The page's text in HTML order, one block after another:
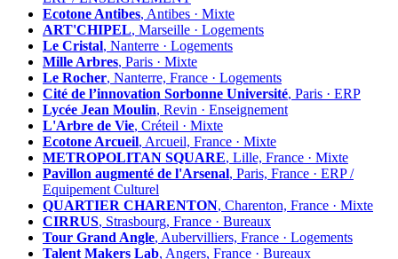
Ecotone Antibes, Antibes · Mixte
ART'CHIPEL, Marseille · Logements
Le Cristal, Nanterre · Logements
Mille Arbres, Paris · Mixte
Le Rocher, Nanterre, France · Logements
Cité de l’innovation Sorbonne Université, Paris · ERP
Lycée Jean Moulin, Revin · Enseignement
L'Arbre de Vie, Créteil · Mixte
Ecotone Arcueil, Arcueil, France · Mixte
METROPOLITAN SQUARE, Lille, France · Mixte
Pavillon augmenté de l'Arsenal, Paris, France · ERP /
Equipement Culturel
QUARTIER CHARENTON, Charenton, France · Mixte
CIRRUS, Strasbourg, France · Bureaux
Tour Grand Angle, Aubervilliers, France · Logements
Talent Makers Lab, Angers, France · Bureaux